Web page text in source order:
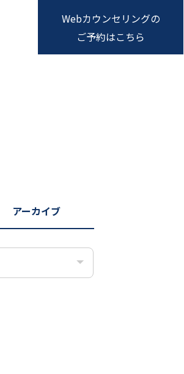
Webカウンセリングの
ご予約はこちら
アーカイブ